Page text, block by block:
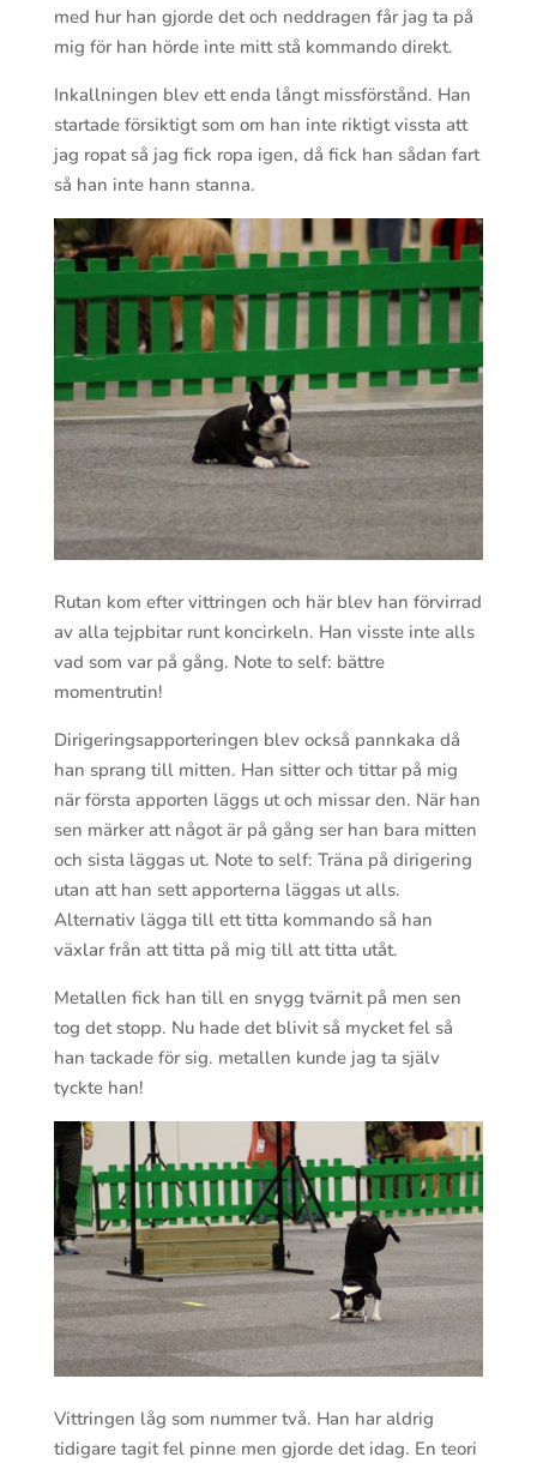
med hur han gjorde det och neddragen får jag ta på
mig för han hörde inte mitt stå kommando direkt.
Inkallningen blev ett enda långt missförstånd. Han
startade försiktigt som om han inte riktigt vissta att
jag ropat så jag fick ropa igen, då fick han sådan fart
så han inte hann stanna.
Rutan kom efter vittringen och här blev han förvirrad
av alla tejpbitar runt koncirkeln. Han visste inte alls
vad som var på gång. Note to self: bättre
momentrutin!
Dirigeringsapporteringen blev också pannkaka då
han sprang till mitten. Han sitter och tittar på mig
när första apporten läggs ut och missar den. När han
sen märker att något är på gång ser han bara mitten
och sista läggas ut. Note to self: Träna på dirigering
utan att han sett apporterna läggas ut alls.
Alternativ lägga till ett titta kommando så han
växlar från att titta på mig till att titta utåt.
Metallen fick han till en snygg tvärnit på men sen
tog det stopp. Nu hade det blivit så mycket fel så
han tackade för sig. metallen kunde jag ta själv
tyckte han!
Vittringen låg som nummer två. Han har aldrig
tidigare tagit fel pinne men gjorde det idag. En teori